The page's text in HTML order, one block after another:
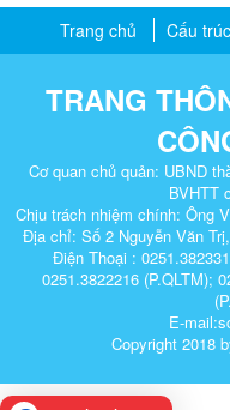
Trang chủ Cấu
TRANG
Cơ quan chủ quản: UBND
BVHTT
Chịu trách nhiệm chính: Ông
Địa chỉ: Số 2 Nguyễn Văn
Điện Thoại :
0251.3822216 (P.QLTM);
E-
Copyright 2018